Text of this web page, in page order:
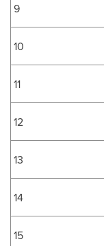
9
10
11
12
13
14
15